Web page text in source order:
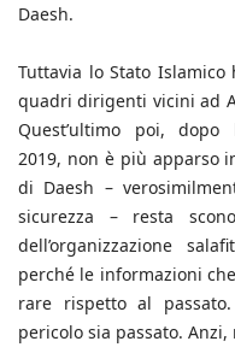
Daesh.
Tuttavia lo Stato
quadri dirigenti vicini ad
Quest’ultimo poi, dopo
2019, non è più apparso
di Daesh –
sicurezza – resta
dell’organizzazione
perché le informazioni
rare rispetto al
pericolo sia passato.